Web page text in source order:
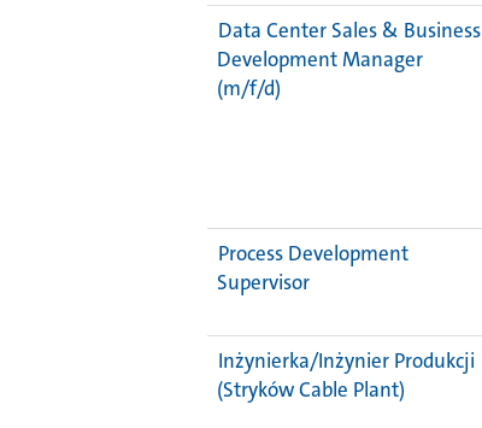
Data Center Sales & Business
Development Manager
(m/f/d)
Process Development
Supervisor
Inżynierka/Inżynier Produkcji
(Stryków Cable Plant)